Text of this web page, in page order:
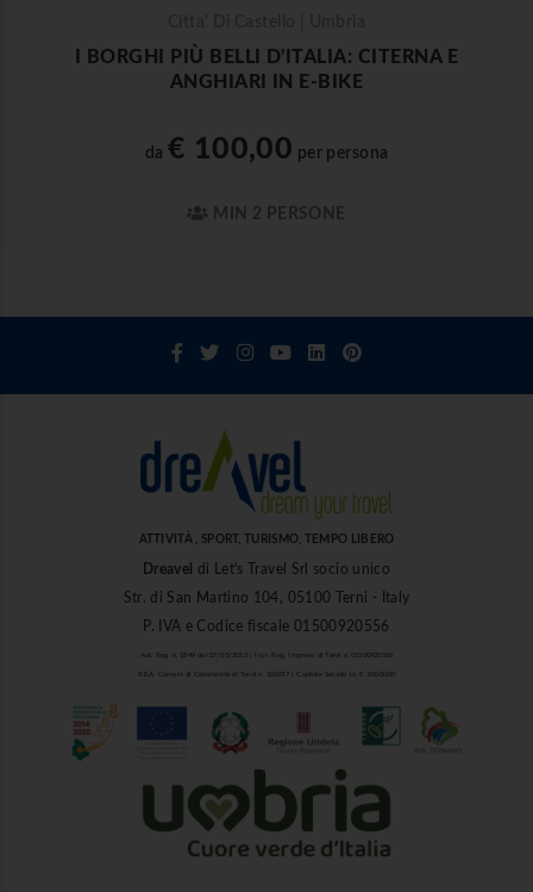
I BORGHI PIÙ BELLI D'ITALIA: CITERNA E
ANGHIARI IN E-BIKE
da € 100,00 per persona
MIN 2 PERSONE
ATTIVITÀ , SPORT, TURISMO, TEMPO LIBERO
Dreavel
di Let's Travel Srl socio unico
Str. di San Martino 104, 05100 Terni - Italy
P. IVA e Codice fiscale 01500920556
Aut. Reg. n. 1849 del 27/03/2013 | Iscr. Reg. Imprese di Terni n. 01500920556
R.E.A. Camera di Commercio di Terni n. 101937 | Capitale Sociale i.v. € 10.000,00